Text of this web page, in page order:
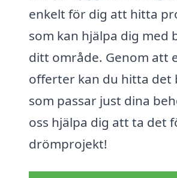
enkelt för dig att hitta
som kan hjälpa dig med
ditt område. Genom att
offerter kan du hitta det
som passar just dina
oss hjälpa dig att ta det
drömprojekt!